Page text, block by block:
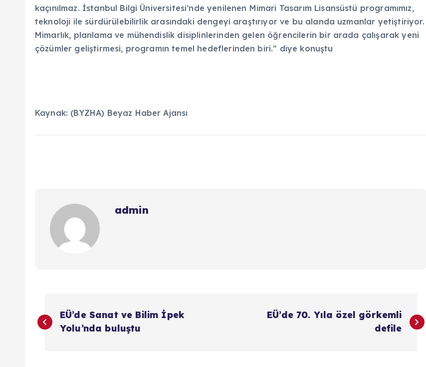
kaçınılmaz. İstanbul Bilgi Üniversitesi’nde yenilenen Mimari Tasarım Lisansüstü programımız,
teknoloji ile sürdürülebilirlik arasındaki dengeyi araştırıyor ve bu alanda uzmanlar yetiştiriyor.
Mimarlık, planlama ve mühendislik disiplinlerinden gelen öğrencilerin bir arada çalışarak yeni
çözümler geliştirmesi, programın temel hedeflerinden biri.” diye konuştu
Kaynak: (BYZHA) Beyaz Haber Ajansı
admin
Y
a
EÜ’de Sanat ve Bilim İpek
Yolu’nda buluştu
EÜ’de 70. Yıla özel görkemli
defile